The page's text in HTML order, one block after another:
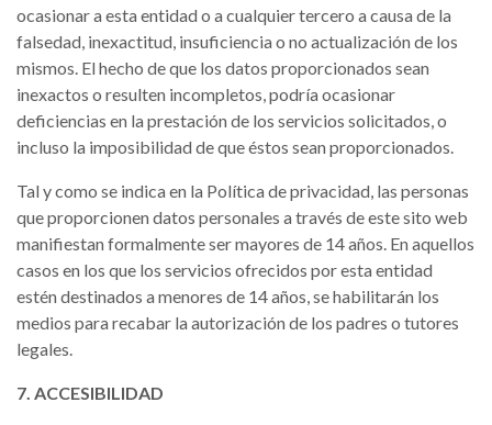
ocasionar a esta entidad o a cualquier tercero a causa de la
falsedad, inexactitud, insuficiencia o no actualización de los
mismos. El hecho de que los datos proporcionados sean
inexactos o resulten incompletos, podría ocasionar
deficiencias en la prestación de los servicios solicitados, o
incluso la imposibilidad de que éstos sean proporcionados.
Tal y como se indica en la Política de privacidad, las personas
que proporcionen datos personales a través de este sito web
manifiestan formalmente ser mayores de 14 años. En aquellos
casos en los que los servicios ofrecidos por esta entidad
estén destinados a menores de 14 años, se habilitarán los
medios para recabar la autorización de los padres o tutores
legales.
7. ACCESIBILIDAD